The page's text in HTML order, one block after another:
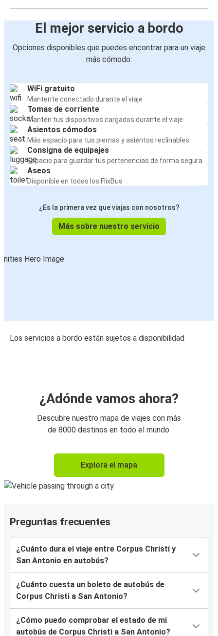
El mejor servicio a bordo
Opciones disponibles que puedes encontrar para un viaje
más cómodo:
WiFi gratuito
Mantente conectado durante el viaje
Tomas de corriente
Mantén tus dispositivos cargados durante el viaje
Asientos cómodos
Más espacio para tus piernas y asientos reclinables
Consigna de equipajes
Espacio para guardar tus pertenencias de forma segura
Aseos
Disponible en todos los FlixBus
¿Es la primera vez que viajas con nosotros?
Más sobre nuestro servicio
Los servicios a bordo están sujetos a disponibilidad
¿Adónde vamos ahora?
Descubre nuestro mapa de viajes con más
de 8000 destinos en todo el mundo.
Explora el mapa
Preguntas frecuentes
¿Cuánto dura el viaje entre Corpus Christi y
San Antonio en autobús?
¿Cuánto cuesta un boleto de autobús de
Corpus Christi a San Antonio?
¿Cómo puedo comprobar el estado de mi
autobús de Corpus Christi a San Antonio?